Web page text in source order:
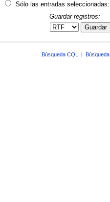
Sólo las entradas seleccionadas:
Guardar registros:
Guardar
Búsqueda CQL